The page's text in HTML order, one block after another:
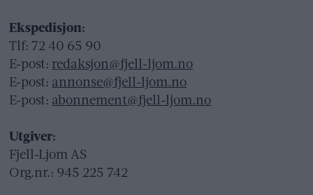
Ekspedisjon:
Tlf: 72 40 65 90
E-post: redaksjon@fjell-ljom.no
E-post: annonse@fjell-ljom.no
E-post: abonnement@fjell-ljom.no
Utgiver:
Fjell-Ljom AS
Org.nr.: 945 225 742